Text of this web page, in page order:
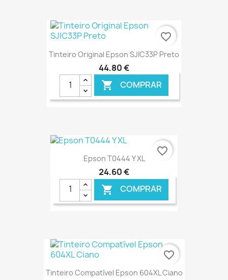
Tinteiro Original Epson SJIC33P Preto
44,80 €
 COMPRAR
favorite_border
Epson T0444 Y XL
24,60 €
 COMPRAR
€ ONLINE
favorite_border
Tinteiro Compatível Epson 604XL Ciano
favorite_border